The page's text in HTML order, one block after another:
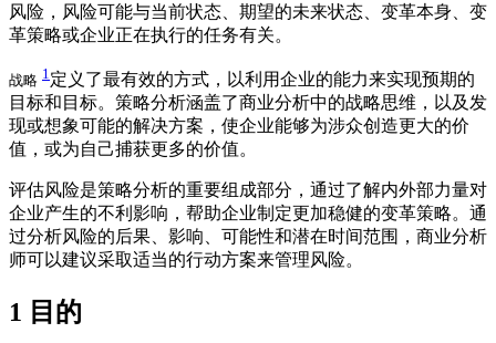
风险，风险可能与当前状态、期望的未来状态、变革本身、变
革策略或企业正在执行的任务有关。
战略 1 定义了最有效的方式，以利用企业的能力来实现预期的
目标和目标。策略分析涵盖了商业分析中的战略思维，以及发
现或想象可能的解决方案，使企业能够为涉众创造更大的价
值，或为自己捕获更多的价值。
评估风险是策略分析的重要组成部分，通过了解内外部力量对
企业产生的不利影响，帮助企业制定更加稳健的变革策略。通
过分析风险的后果、影响、可能性和潜在时间范围，商业分析
师可以建议采取适当的行动方案来管理风险。
1 目的